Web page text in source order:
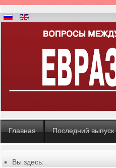
Главная Последний выпуск
Вы здесь: